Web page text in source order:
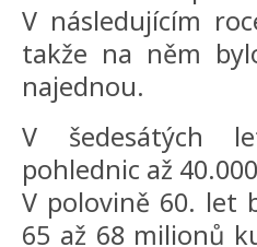
V následujícím
takže na něm
najednou.
V šedesátých
pohlednic až
V polovině 60. let
65 až 68 milionů